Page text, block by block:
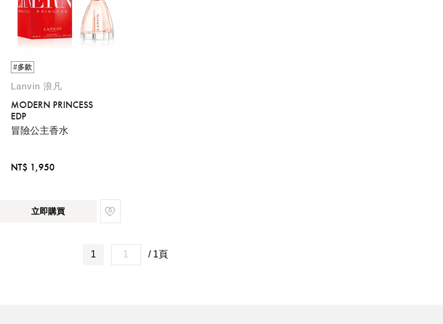
#多款
Lanvin 浪凡
MODERN PRINCESS
EDP
冒險公主香水
NT$ 1,950
立即購買
1 / 1頁